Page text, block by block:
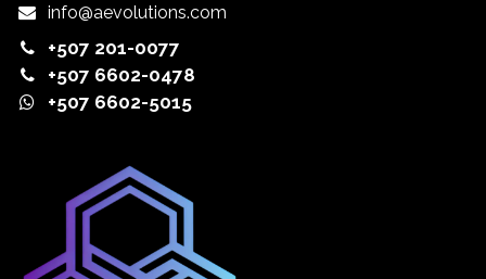
info@aevolutions.com
+507 201-0077
+507 6602-0478
+507 6602-5015